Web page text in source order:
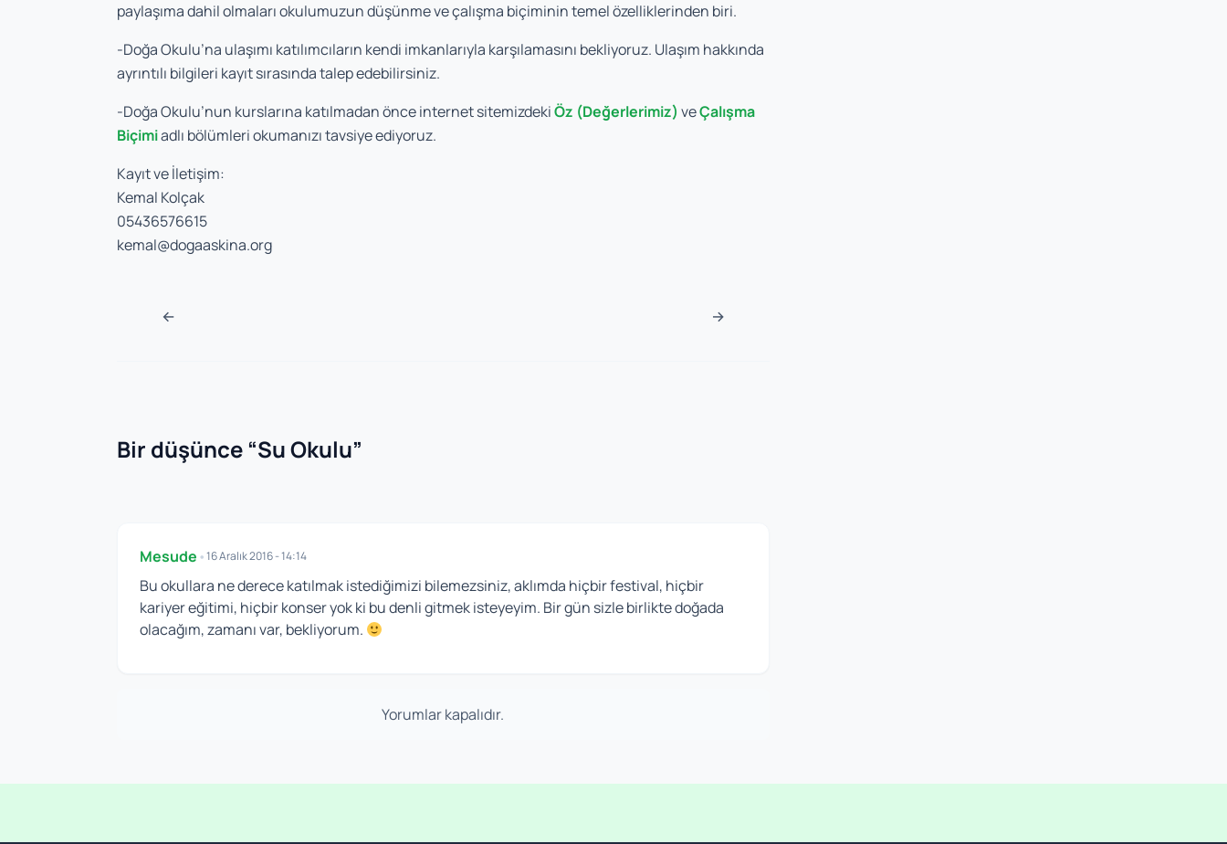
paylaşıma dahil olmaları okulumuzun düşünme ve çalışma biçiminin temel özelliklerinden biri.
-Doğa Okulu’na ulaşımı katılımcıların kendi imkanlarıyla karşılamasını bekliyoruz. Ulaşım hakkında
ayrıntılı bilgileri kayıt sırasında talep edebilirsiniz.
-Doğa Okulu’nun kurslarına katılmadan önce internet sitemizdekiÖz (Değerlerimiz) veÇalışma
Biçimiadlı bölümleri okumanızı tavsiye ediyoruz.
Kayıt ve İletişim:
Kemal Kolçak
05436576615
kemal@dogaaskina.org
Navigasyon sonrası
← →
Bir düşünce “Su Okulu”
Mesude•16 Aralık 2016 - 14:14
Bu okullara ne derece katılmak istediğimizi bilemezsiniz, aklımda hiçbir festival, hiçbir
kariyer eğitimi, hiçbir konser yok ki bu denli gitmek isteyeyim. Bir gün sizle birlikte doğada
olacağım, zamanı var, bekliyorum.
Yorumlar kapalıdır.